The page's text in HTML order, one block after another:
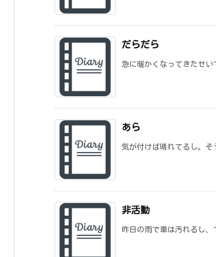
だらだら
急に暖かくなってきたせ
あら
気が付けば晴れてるし。そ
非活動
昨日の雨で車は汚れるし